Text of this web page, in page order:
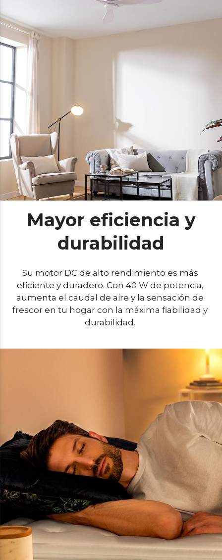
Mayor eficiencia y
durabilidad
Su motor DC de alto rendimiento es más
eficiente y duradero. Con 40 W de potencia,
aumenta el caudal de aire y la sensación de
frescor en tu hogar con la máxima fiabilidad y
durabilidad.